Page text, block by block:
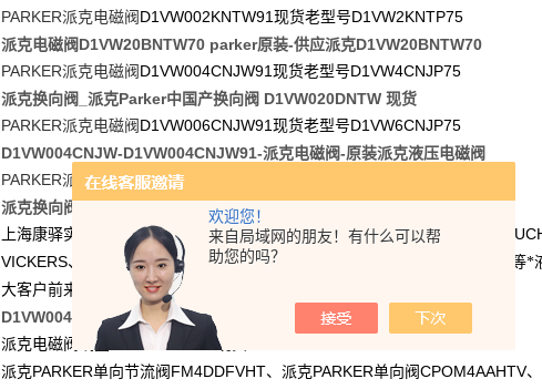
欢迎您！
来自局域网的朋友！有什么可以帮
助您的吗？
PARKER派克电磁阀 D1VW002KNTW91现货老型号D1VW2KNTP75
派克电磁阀D1VW20BNTW70 parker原装-供应派克D1VW20BNTW70
PARKER派克电磁阀 D1VW004CNJW91现货老型号D1VW4CNJP75
派克换向阀_派克Parker中国产换向阀 D1VW020DNTW 现货
PARKER派克电磁阀 D1VW006CNJW91现货老型号D1VW6CNJP75
D1VW004CNJW-D1VW004CNJW91-派克电磁阀-原装派克液压电磁阀
PARKER派克电磁阀D1VW004CVJW91
派克换向阀_派克Parker中国产换向阀 D1VW020DNTW 现货
上海康驿实业有限公司专业代理进口德派克PARKER、丹尼逊DENISON
VICKERS、 MOOG穆格、HAWE哈威、SUNFAB
万福乐等
大客户前来咨询。
D1VW004CNJW-D1VW004CNJW91-派克电磁阀-原装派克液压电磁阀
派克电磁阀线圈 DK-D1VW7514
现货
派克PARKER单向节流阀 FM4DDFVHT、派克PARKER单向阀 CPOM4AAHTV